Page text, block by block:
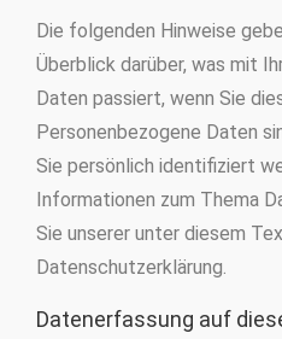
Die folgenden Hinweise
Überblick darüber, was mit
Daten passiert, wenn Sie
Personenbezogene Daten
Sie persönlich identifiziert
Informationen zum Thema
Sie unserer unter diesem
Datenschutzerklärung.
Datenerfassung auf